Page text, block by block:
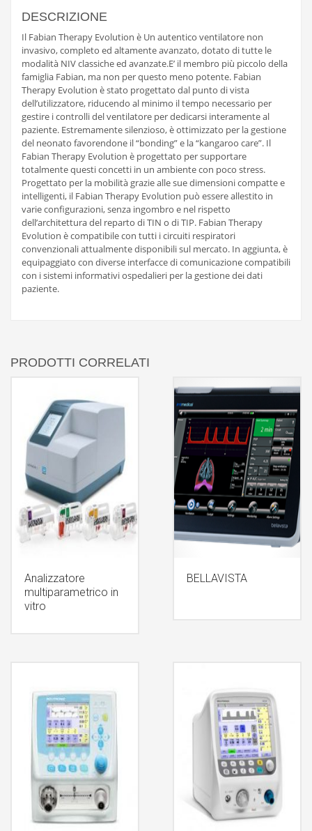
DESCRIZIONE
Il Fabian Therapy Evolution è Un autentico ventilatore non
invasivo, completo ed altamente avanzato, dotato di tutte le
modalità NIV classiche ed avanzate.E’ il membro più piccolo della
famiglia Fabian, ma non per questo meno potente. Fabian
Therapy Evolution è stato progettato dal punto di vista
dell’utilizzatore, riducendo al minimo il tempo necessario per
gestire i controlli del ventilatore per dedicarsi interamente al
paziente. Estremamente silenzioso, è ottimizzato per la gestione
del neonato favorendone il “bonding” e la “kangaroo care”. Il
Fabian Therapy Evolution è progettato per supportare
totalmente questi concetti in un ambiente con poco stress.
Progettato per la mobilità grazie alle sue dimensioni compatte e
intelligenti, il Fabian Therapy Evolution può essere allestito in
varie configurazioni, senza ingombro e nel rispetto
dell’architettura del reparto di TIN o di TIP. Fabian Therapy
Evolution è compatibile con tutti i circuiti respiratori
convenzionali attualmente disponibili sul mercato. In aggiunta, è
equipaggiato con diverse interfacce di comunicazione compatibili
con i sistemi informativi ospedalieri per la gestione dei dati
paziente.
PRODOTTI CORRELATI
Analizzatore
multiparametrico in
vitro
BELLAVISTA